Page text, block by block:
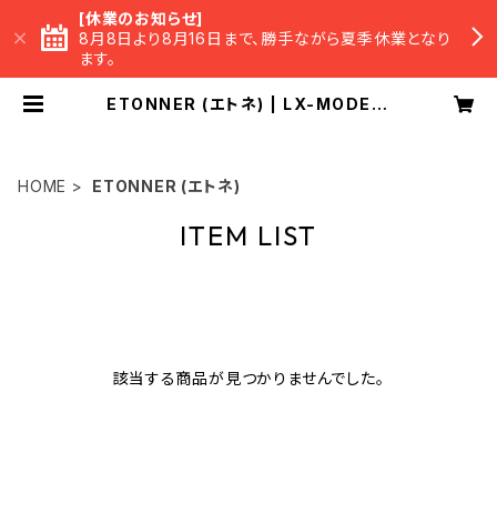
[休業のお知らせ]
8月8日より8月16日まで、勝手ながら夏季休業となり
ます。
ETONNER (エトネ) | LX-MODE O
HOME ETONNER (エトネ)
ITEM LIST
該当する商品が見つかりませんでした。